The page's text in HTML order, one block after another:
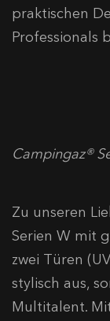
praktischen
Professionals
Campingaz®
Zu unseren
Serien W mit
zwei Türen
stylisch aus,
Multitalent.